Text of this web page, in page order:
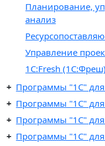
Планирование,
анализ
Управление
1С:Fresh (1C:Фреш)
Программы "1C"
Программы "1C"
Программы "1C"
Программы "1С"